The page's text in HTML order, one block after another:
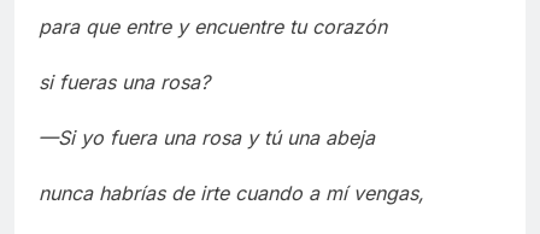
para que entre y encuentre tu corazón
si fueras una rosa?
—Si yo fuera una rosa y tú una abeja
nunca habrías de irte cuando a mí vengas,